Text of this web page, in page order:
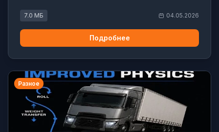
7.0 МБ 04.05.2026
Подробнее
Разное